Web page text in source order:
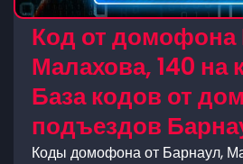
Код от домофона
Малахова, 140 на
База кодов от
подъездов
Коды домофона от Барнаул,